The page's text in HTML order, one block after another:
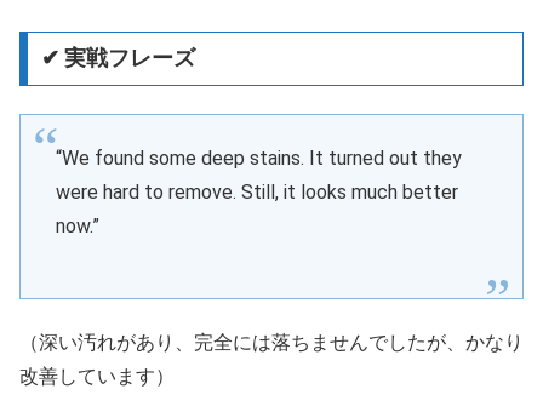
✔ 実戦フレーズ
“We found some deep stains. It turned out they
were hard to remove. Still, it looks much better
now.”
（深い汚れがあり、完全には落ちませんでしたが、かなり
改善しています）